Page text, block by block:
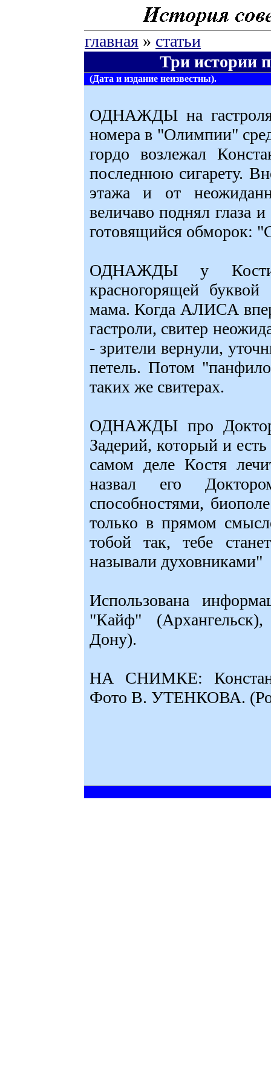
главная » статьи
Три истории
(Дата и издание неизвестны).
ОДНАЖДЫ на
номера в "Олимпии"
гордо возлежал
последнюю сигарету.
этажа и от
величаво поднял глаза
готовящийся обморок:
ОДНАЖДЫ у
красногорящей
мама. Когда АЛИСА
гастроли, свитер
- зрители вернули,
петель. Потом
таких же свитерах.
ОДНАЖДЫ про
Задерий, который и
самом деле Костя
назвал его
способностями,
только в прямом
тобой так, тебе
называли духовниками"
Использована
"Кайф"
Дону).
НА СНИМКЕ:
Фото В. УТЕНКОВА.